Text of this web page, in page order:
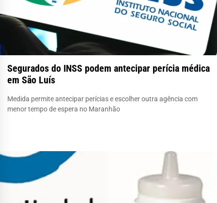
Segurados do INSS podem antecipar perícia médica
em São Luís
Medida permite antecipar perícias e escolher outra agência com
menor tempo de espera no Maranhão